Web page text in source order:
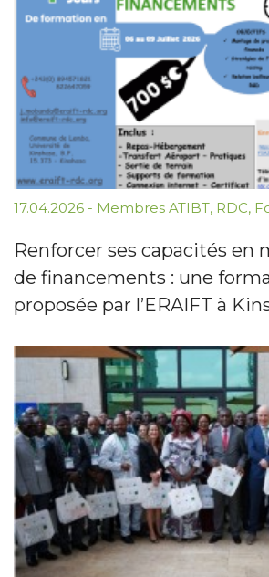
17.04.2026 - Membres ATIBT, RDC,
Renforcer ses capacités en
de financements : une
proposée par l’ERAIFT à